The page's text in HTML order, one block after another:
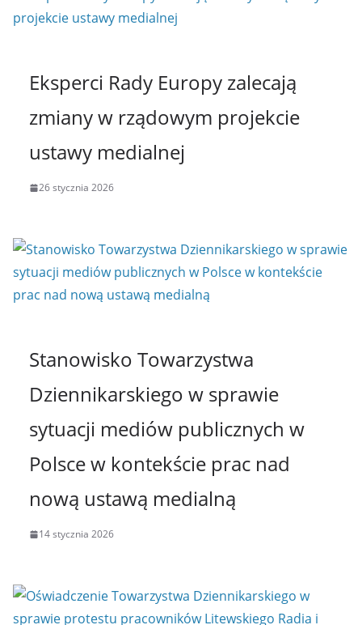
Eksperci Rady Europy zalecają
zmiany w rządowym projekcie
ustawy medialnej
26 stycznia 2026
Stanowisko Towarzystwa
Dziennikarskiego w sprawie
sytuacji mediów publicznych w
Polsce w kontekście prac nad
nową ustawą medialną
14 stycznia 2026